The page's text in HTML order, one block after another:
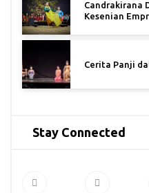
Candrakirana
Kesenian
Cerita Panji
Stay Connected